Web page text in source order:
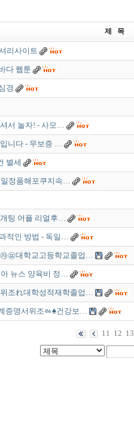
제 목
리사이트
다 웹툰
경
서 놀자! - 사모…
니다 - 무보증 …
별세
일정품해포쿠지속…
팅 어플 리얼후…
적인 방법 - 독일…
㉬대학교고등학교졸업…
뉴스 양육비 정…
조れ대학성적재학졸업…
증명서위조ㅬ♠건강보…
11 12 13